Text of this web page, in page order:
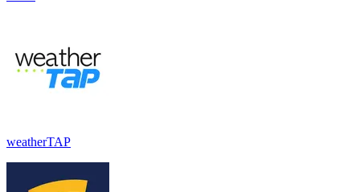
weatherTAP